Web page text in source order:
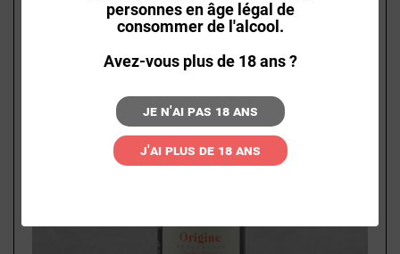
personnes en âge légal de
consommer de l'alcool.
Avez-vous plus de 18 ans ?
Je n'ai pas 18 ans
J'ai plus de 18 ans